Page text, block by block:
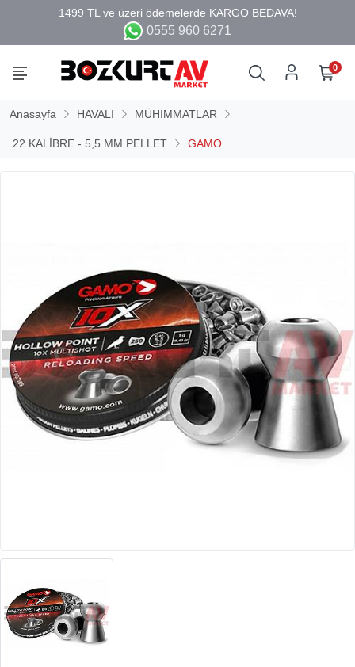
0555 960 6271
0
Anasayfa HAVALI MÜHİMMATLAR
.22 KALİBRE - 5,5 MM PELLET GAMO